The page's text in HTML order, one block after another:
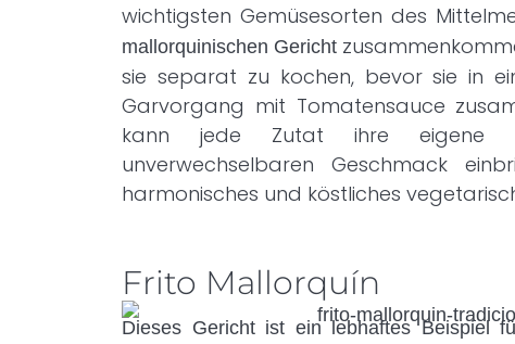
wichtigsten Gemüsesorten des
mallorquinischen Gericht
sie separat zu kochen, bevor sie in
Garvorgang mit Tomatensauce
kann jede Zutat ihre eigene
unverwechselbaren Geschmack
harmonisches und köstliches
Frito Mallorquín
Dieses Gericht ist ein lebhaftes Beispiel